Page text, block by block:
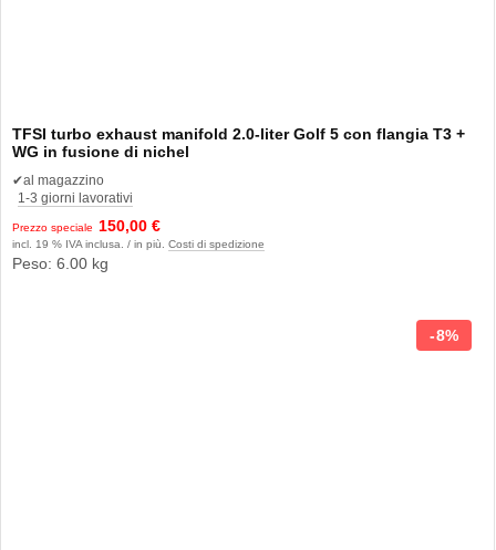
TFSI turbo exhaust manifold 2.0-liter Golf 5 con flangia T3 +
WG in fusione di nichel
✔al magazzino
1-3 giorni lavorativi
Prezzo speciale 150,00 €
incl. 19 % IVA inclusa. / in più. Costi di spedizione
Peso: 6.00 kg
8%